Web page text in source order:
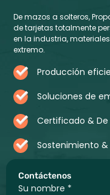
Contáctenos
Su nombre *
De mazos a solteros,
de tarjetas totalmente
en la industria,
extremo.
Producción
Soluciones de
Certificado &
Sostenimiento &